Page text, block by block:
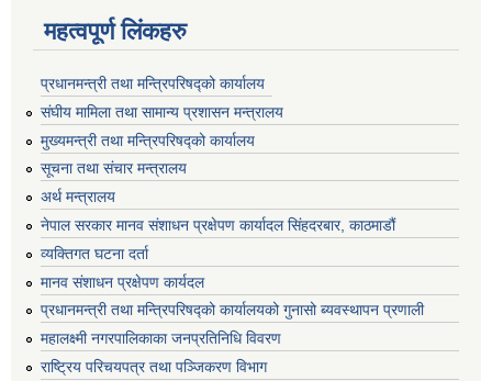
महत्वपूर्ण लिंकहरु
प्रधानमन्त्री तथा मन्त्रिपरिषद्को कार्यालय
संघीय मामिला तथा सामान्य प्रशासन मन्त्रालय
मुख्यमन्त्री तथा मन्त्रिपरिषद्को कार्यालय
सूचना तथा संचार मन्त्रालय
अर्थ मन्त्रालय
नेपाल सरकार मानव संशाधन प्रक्षेपण कार्यादल सिंहदरबार, काठमाडौं
व्यक्तिगत घटना दर्ता
मानव संशाधन प्रक्षेपण कार्यदल
प्रधानमन्त्री तथा मन्त्रिपरिषद्को कार्यालयको गुनासो ब्यवस्थापन प्रणाली
महालक्ष्मी नगरपालिकाका जनप्रतिनिधि विवरण
राष्ट्रिय परिचयपत्र तथा पञ्जिकरण विभाग